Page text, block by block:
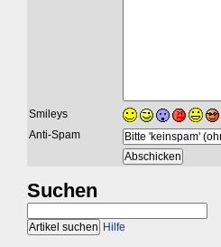
Smileys
Anti-Spam
Suchen
Hilfe